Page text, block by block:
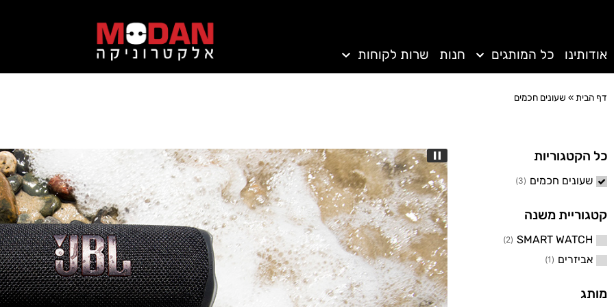
אודותינו כל המותגים חנות שרות לקוחות
דף הבית» שעונים חכמים
כל הקטגוריות
שעונים חכמים (
3
)
קטגוריית משנה
SMART WATCH
(
2
)
אביזרים (
1
)
מותג